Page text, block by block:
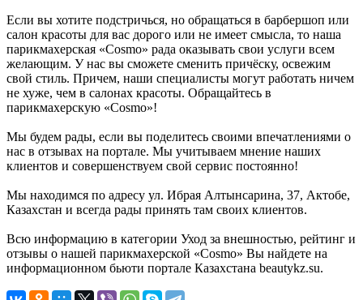
Если вы хотите подстричься, но обращаться в барбершоп или
салон красоты для вас дорого или не имеет смысла, то наша
парикмахерская «Cosmo» рада оказывать свои услуги всем
желающим. У нас вы сможете сменить причёску, освежим
свой стиль. Причем, наши специалисты могут работать ничем
не хуже, чем в салонах красоты. Обращайтесь в
парикмахерскую «Cosmo»!
Мы будем рады, если вы поделитесь своими впечатлениями о
нас в отзывах на портале. Мы учитываем мнение наших
клиентов и совершенствуем свой сервис постоянно!
Мы находимся по адресу ул. Ибрая Алтынсарина, 37, Актобе,
Казахстан и всегда рады принять там своих клиентов.
Всю информацию в категории Уход за внешностью, рейтинг и
отзывы о нашей парикмахерской «Cosmo» Вы найдете на
информационном бьюти портале Казахстана beautykz.su.